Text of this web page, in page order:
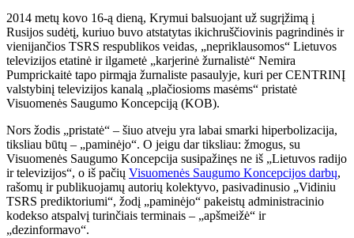
2014 metų kovo 16-ą dieną, Krymui balsuojant už sugrįžimą į
Rusijos sudėtį, kuriuo buvo atstatytas ikichruščiovinis pagrindinės ir
vienijančios TSRS respublikos veidas, „nepriklausomos“ Lietuvos
televizijos etatinė ir ilgametė „karjerinė žurnalistė“ Nemira
Pumprickaitė tapo pirmąja žurnaliste pasaulyje, kuri per CENTRINĮ
valstybinį televizijos kanalą „plačiosioms masėms“ pristatė
Visuomenės Saugumo Koncepciją (KOB).
Nors žodis „pristatė“ – šiuo atveju yra labai smarki hiperbolizacija,
tiksliau būtų – „paminėjo“. O jeigu dar tiksliau: žmogus, su
Visuomenės Saugumo Koncepcija susipažinęs ne iš „Lietuvos radijo
ir televizijos“, o iš pačių Visuomenės Saugumo Koncepcijos darbų,
rašomų ir publikuojamų autorių kolektyvo, pasivadinusio „Vidiniu
TSRS prediktoriumi“, žodį „paminėjo“ pakeistų administracinio
kodekso atspalvį turinčiais terminais – „apšmeižė“ ir
„dezinformavo“.